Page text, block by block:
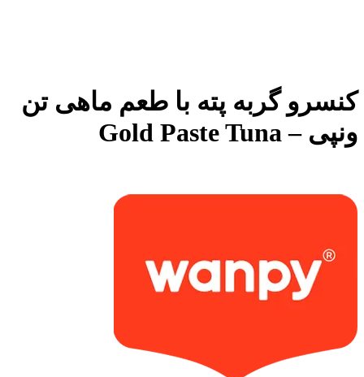
کنسرو گربه پته با طعم ماهی تن
ونپی – Gold Paste Tuna